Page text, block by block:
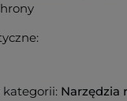
kategorii: Narzędzia